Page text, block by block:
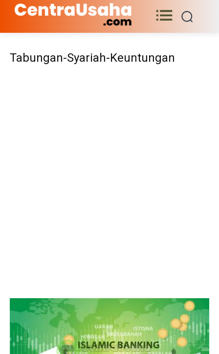
Tabungan-Syariah-Keuntungan